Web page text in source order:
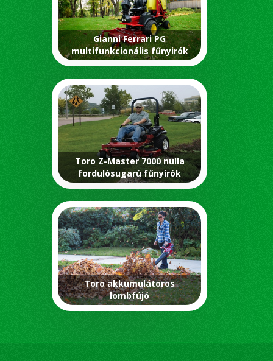
Gianni Ferrari PG
multifunkcionális fűnyirók
Toro Z-Master 7000 nulla
fordulósugarú fűnyírók
Toro akkumulátoros
lombfújó